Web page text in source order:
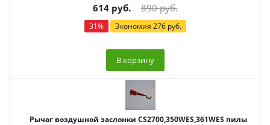
614руб. 890руб.
31% Экономия 276руб.
В корзину
Рычаг воздушной заслонки CS2700,350WES,361WES пилы